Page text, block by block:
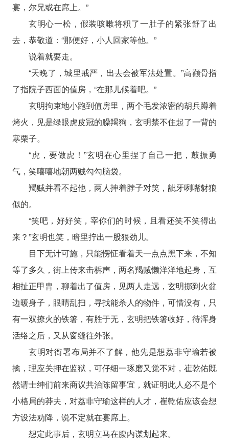
宴，尔兄或在席上。”
玄明心一松，假装咳嗽将积了一肚子的紧张舒了出
去，恭敬道：“那便好，小人回家等他。”
说着就要走。
“天晚了，城里戒严，出去会被军法处置。”高颧骨指
了指院子西面的值房，“在那儿候着吧。”
玄明拘束地小跑到值房里，两个毛发浓密的胡兵蹲着
烤火，见是绿眼虎皮冠的臊羯狗，玄明禁不住起了一背的
寒栗子。
“虎，要做虎！”玄明在心里捏了自己一把，鼓振勇
气，笑嘻嘻地朝两贼勾勾脑袋。
羯贼并看不起他，两人抻着脖子对笑，龇牙咧嘴豺狼
似的。
“笑吧，好好笑，宰你们的时候，且看还笑不笑得出
来？”玄明也笑，暗里拧出一股狠劲儿。
目下无计可施，只能愣怔看着天一点点黑下来，不知
等了多久，街上传来击柝声，两名羯贼懒洋洋地起身，互
相扯正甲胄，聊着出了值房，见两人走远，玄明挪到火盆
边暖身子，眼睛乱扫，寻找能杀人的物件，可惜没有，只
有一双撩火的铁箸，有胜于无，玄明把铁箸收好，待浑身
活络之后，又从窗缝往外张。
玄明对衙署布局并不了解，他先是想荔非守瑜若被
擒，理应关押在监狱，可仔细一琢磨又觉不对，崔乾佑既
然请士绅们前来商议共治陈留事宜，就证明此人必不是个
小格局的莽夫，对荔非守瑜这样的人才，崔乾佑应该会想
方设法劝降，说不定就在宴席上。
想定此事后，玄明立马在腹内谋划起来。